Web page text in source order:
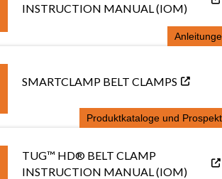
INSTRUCTION MANUAL (IOM)
SMARTCLAMP BELT CLAMPS
Produktkataloge und
TUG™ HD® BELT CLAMP
INSTRUCTION MANUAL (IOM)